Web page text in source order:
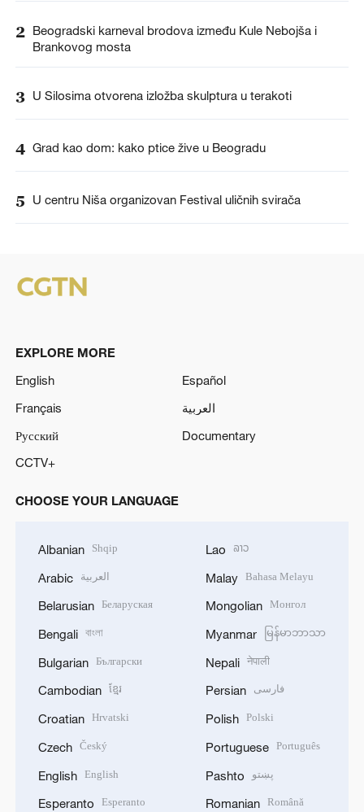
2 Beogradski karneval brodova između Kule Nebojša i
Brankovog mosta
3 U Silosima otvorena izložba skulptura u terakoti
4 Grad kao dom: kako ptice žive u Beogradu
5 U centru Niša organizovan Festival uličnih svirača
EXPLORE MORE
English
Español
Français
العربية
Русский
Documentary
CCTV+
CHOOSE YOUR LANGUAGE
Albanian Shqip
Arabic العربية
Belarusian Беларуская
Bengali বাংলা
Bulgarian Български
Cambodian ខ្មែរ
Croatian Hrvatski
Czech Český
English English
Esperanto Esperanto
Lao ລາວ
Malay Bahasa Melayu
Mongolian Монгол
Myanmar မြန်မာဘာသာ
Nepali नेपाली
Persian فارسی
Polish Polski
Portuguese Português
Pashto پښتو
Romanian Română